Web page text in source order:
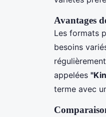
Avantages
Les formats
besoins
appelées
terme avec